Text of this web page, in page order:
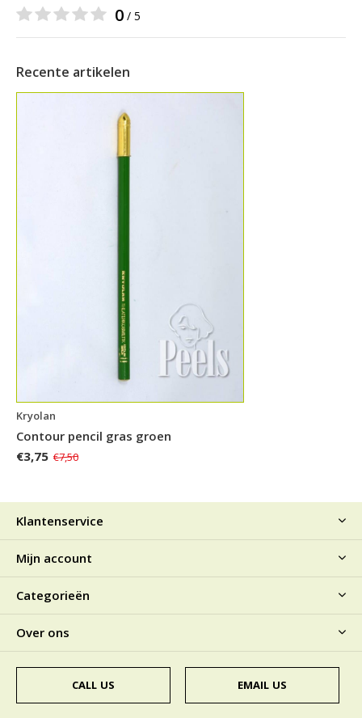
0 / 5
Recente artikelen
Kryolan
Contour pencil gras groen
€3,75 €7,50
Klantenservice
Mijn account
Categorieën
Over ons
CALL US EMAIL US